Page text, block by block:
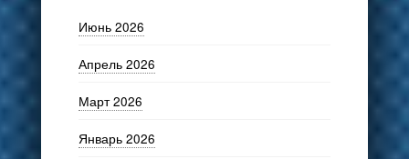
Июнь 2026
Апрель 2026
Март 2026
Январь 2026